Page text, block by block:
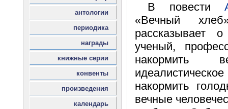
В повести
«Вечный
рассказывает
ученый,
накормить
вечные